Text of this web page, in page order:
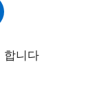
합니다